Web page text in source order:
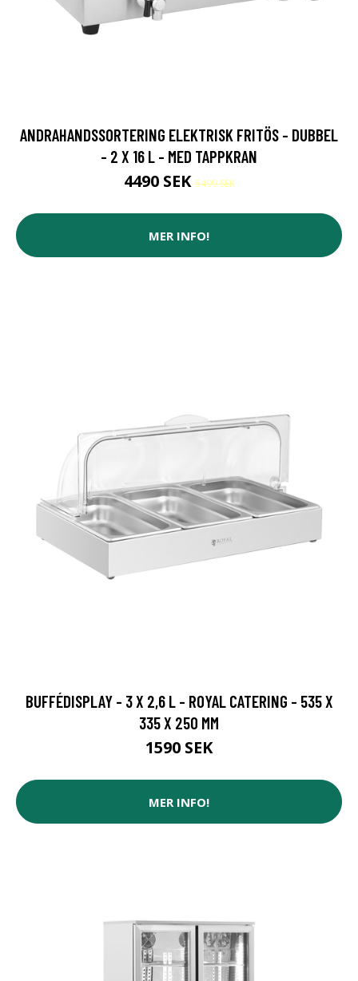
ANDRAHANDSSORTERING ELEKTRISK FRITÖS - DUBBEL
- 2 X 16 L - MED TAPPKRAN
4490 SEK5499 SEK
MER INFO!
BUFFÉDISPLAY - 3 X 2,6 L - ROYAL CATERING - 535 X
335 X 250 MM
1590 SEK
MER INFO!